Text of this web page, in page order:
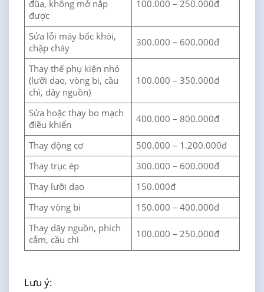
đũa, không mở nắp
được
100.000 – 250.000đ
Sửa lỗi máy bốc khói,
chập cháy
300.000 – 600.000đ
Thay thế phụ kiện nhỏ
(lưỡi dao, vòng bi, cầu
chì, dây nguồn)
100.000 – 350.000đ
Sửa hoặc thay bo mạch
điều khiển
400.000 – 800.000đ
Thay động cơ
500.000 – 1.200.000đ
Thay trục ép
300.000 – 600.000đ
Thay lưỡi dao
150.000đ
Thay vòng bi
150.000 – 400.000đ
Thay dây nguồn, phích
cắm, cầu chì
100.000 – 250.000đ
Lưu ý: